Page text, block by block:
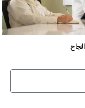
- ​​إلى الأبد!
- ​​إلى الأبد!